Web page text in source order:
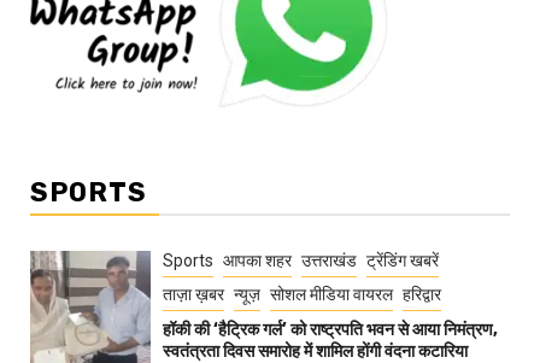
SPORTS
Sports आपका शहर उत्तराखंड ट्रेंडिंग खबरें
ताज़ा ख़बर न्यूज़ सोशल मीडिया वायरल हरिद्वार
हॉकी की ‘हैट्रिक गर्ल’ को राष्ट्रपति भवन से आया निमंत्रण,
स्वतंत्रता दिवस समारोह में शामिल होंगी वंदना कटारिया